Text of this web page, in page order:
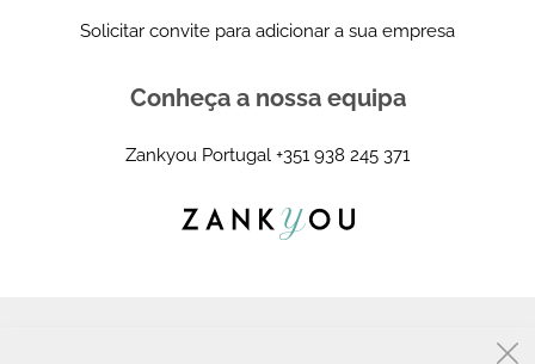
Solicitar convite para adicionar a sua empresa
Conheça a nossa equipa
Zankyou Portugal +351 938 245 371